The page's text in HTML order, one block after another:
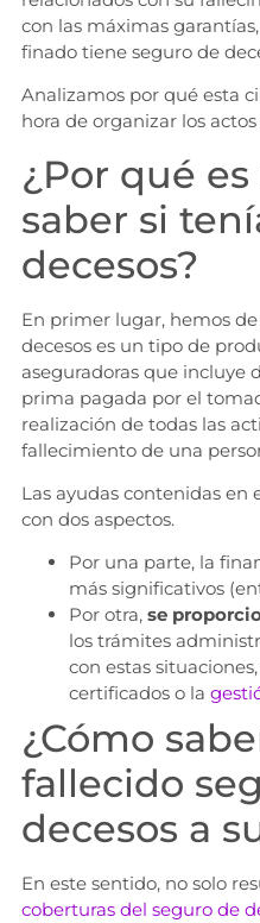
con las máximas
finado tiene seguro de
Analizamos por qué esta
hora de organizar los
¿Por qué
saber si
decesos?
En primer lugar, hemos
decesos es un tipo de
aseguradoras que incluye
prima pagada por el
realización de todas las
fallecimiento de una
Las ayudas contenidas en
con dos aspectos.
Por una parte, la
más significativos
Por otra, se
los trámites
con estas
certificados o la
¿Cómo
fallecido
decesos a
En este sentido, no solo
coberturas del seguro de